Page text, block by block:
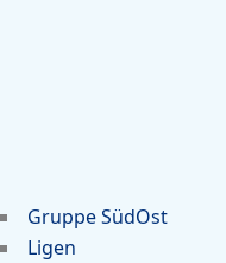
Gruppe SüdOst
Ligen